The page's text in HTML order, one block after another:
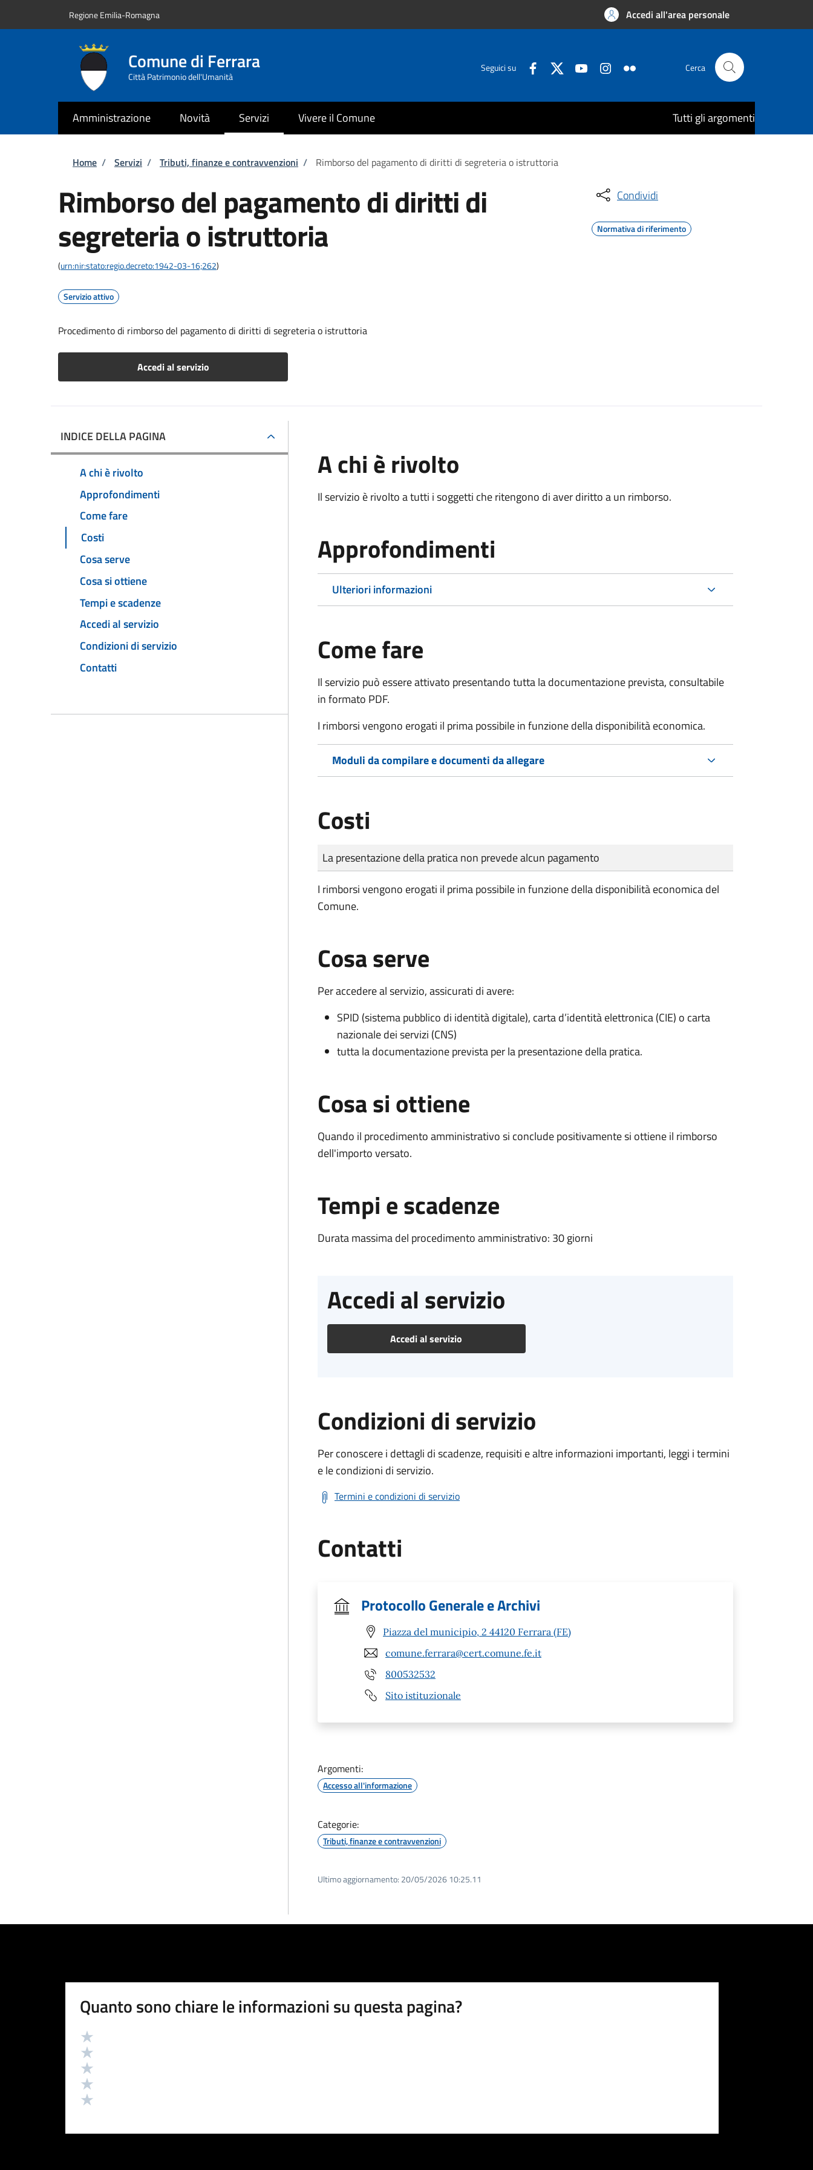
Regione Emilia-Romagna Accedi all'area personale
Comune di Ferrara
Città Patrimonio dell'Umanità
Seguici su Cerca
Amministrazione Novità Servizi Vivere il Comune Tutti gli argomenti
Briciole di pane
Home / Servizi / Tributi, finanze e contravvenzioni / Rimborso del pagamento di diritti di segreteria o istruttoria
Rimborso del pagamento di diritti di
segreteria o istruttoria
(urn:nir:stato:regio.decreto:1942-03-16;262)
Servizio attivo
Procedimento di rimborso del pagamento di diritti di segreteria o istruttoria
Accedi al servizio
Condividi
Normativa di riferimento
INDICE DELLA PAGINA
A chi è rivolto
Approfondimenti
Come fare
Costi
Cosa serve
Cosa si ottiene
Tempi e scadenze
Accedi al servizio
Condizioni di servizio
Contatti
A chi è rivolto
Il servizio è rivolto a tutti i soggetti che ritengono di aver diritto a un rimborso.
Approfondimenti
Ulteriori informazioni
Come fare
Il servizio può essere attivato presentando tutta la documentazione prevista, consultabile
in formato PDF.
I rimborsi vengono erogati il prima possibile in funzione della disponibilità economica.
Moduli da compilare e documenti da allegare
Costi
Tipo di pagamento
Importo
La presentazione della pratica non prevede alcun pagamento
I rimborsi vengono erogati il prima possibile in funzione della disponibilità economica del
Comune.
Cosa serve
Per accedere al servizio, assicurati di avere:
SPID (sistema pubblico di identità digitale), carta d’identità elettronica (CIE) o carta
nazionale dei servizi (CNS)
tutta la documentazione prevista per la presentazione della pratica.
Cosa si ottiene
Quando il procedimento amministrativo si conclude positivamente si ottiene il rimborso
dell'importo versato.
Tempi e scadenze
Durata massima del procedimento amministrativo: 30 giorni
Accedi al servizio
Accedi al servizio
Condizioni di servizio
Per conoscere i dettagli di scadenze, requisiti e altre informazioni importanti, leggi i termini
e le condizioni di servizio.
Termini e condizioni di servizio
Contatti
Protocollo Generale e Archivi
Piazza del municipio, 2 44120 Ferrara (FE)
comune.ferrara@cert.comune.fe.it
800532532
Sito istituzionale
Argomenti:
Accesso all'informazione
Categorie:
Tributi, finanze e contravvenzioni
Ultimo aggiornamento: 20/05/2026 10:25.11
Quanto sono chiare le informazioni su questa pagina?
Valutazione